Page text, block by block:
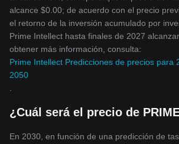
alcance $0.00; de acuerdo con el precio
el retorno de la inversión acumulado por
Prime Intellect hasta finales de 2027
obtener más información, consulta:
Prime Intellect Predicciones de precios para
2050
¿Cuál será el precio de
En 2030, en función de una predicción de